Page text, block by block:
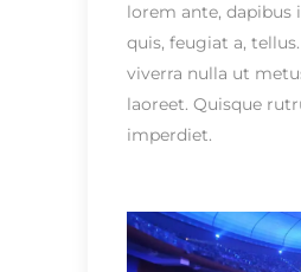
lorem ante, dapibus
quis, feugiat a,
viverra nulla ut
laoreet. Quisque
imperdiet.